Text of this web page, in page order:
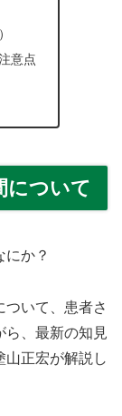
意点
について
にか？
ついて、患者さ
ら、最新の知見
山正宏が解説し